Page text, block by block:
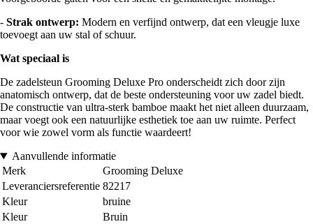
- Strak ontwerp: Modern en verfijnd ontwerp, dat een vleugje luxe
toevoegt aan uw stal of schuur.
Wat speciaal is
De zadelsteun Grooming Deluxe Pro onderscheidt zich door zijn
anatomisch ontwerp, dat de beste ondersteuning voor uw zadel biedt.
De constructie van ultra-sterk bamboe maakt het niet alleen duurzaam,
maar voegt ook een natuurlijke esthetiek toe aan uw ruimte. Perfect
voor wie zowel vorm als functie waardeert!
Aanvullende informatie
Merk
Grooming Deluxe
Leveranciersreferentie 82217
Kleur
bruine
Kleur
Bruin